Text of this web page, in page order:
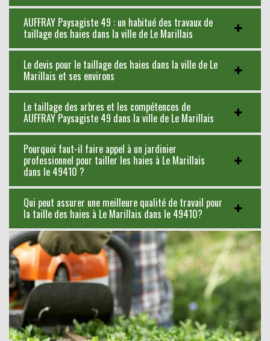
AUFFRAY Paysagiste 49 : un habitué des travaux de
taillage des haies dans la ville de Le Marillais
Le devis pour le taillage des haies dans la ville de Le
Marillais et ses environs
Le taillage des arbres et les compétences de
AUFFRAY Paysagiste 49 dans la ville de Le Marillais
Pourquoi faut-il faire appel à un jardinier
professionnel pour tailler les haies à Le Marillais
dans le 49410 ?
Qui peut assurer une meilleure qualité de travail pour
la taille des haies à Le Marillais dans le 49410?